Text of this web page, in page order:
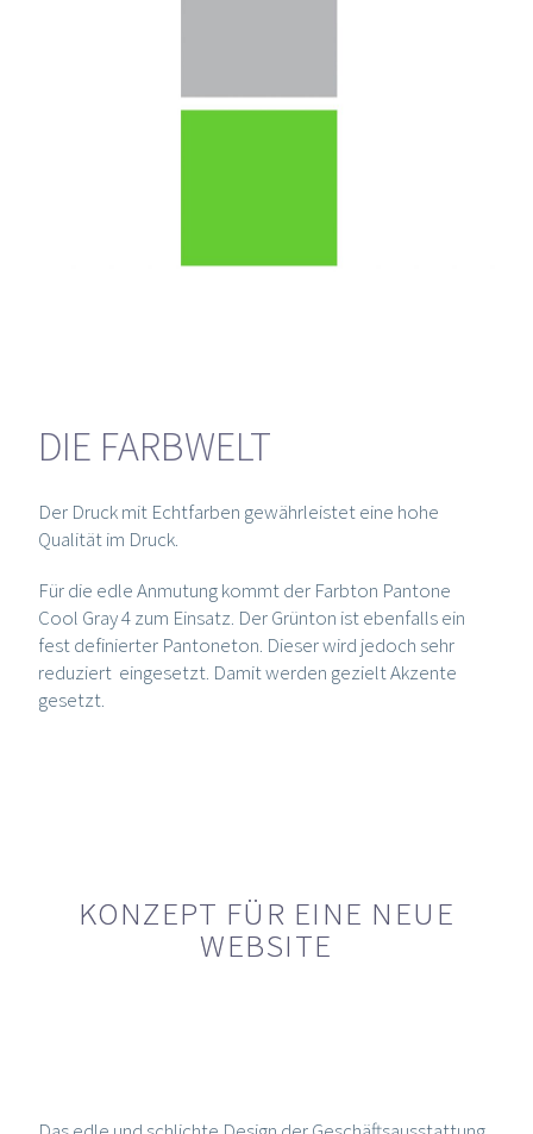
DIE FARBWELT
Der Druck mit Echtfarben gewährleistet eine hohe
Qualität im Druck.
Für die edle Anmutung kommt der Farbton Pantone
Cool Gray 4 zum Einsatz. Der Grünton ist ebenfalls ein
fest definierter Pantoneton. Dieser wird jedoch sehr
reduziert eingesetzt. Damit werden gezielt Akzente
gesetzt.
KONZEPT FÜR EINE NEUE
WEBSITE